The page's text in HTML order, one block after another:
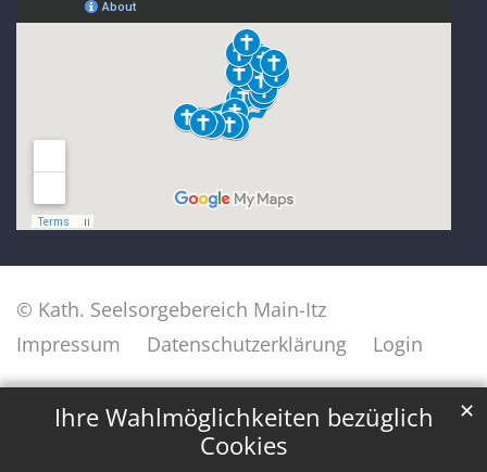
Ihre Wahlmöglichkeiten bezüglich
Cookies
✕
© Kath. Seelsorgebereich Main-Itz
Impressum
Datenschutzerklärung Login